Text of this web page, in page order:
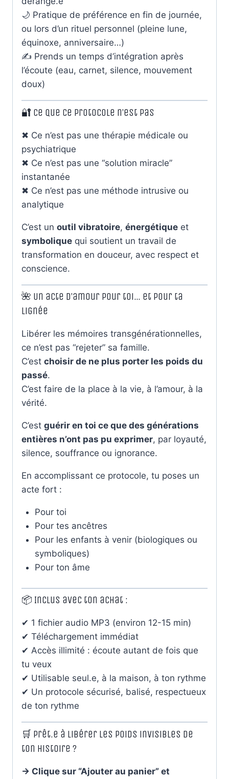
🌙 Pratique de préférence en fin de journée,
ou lors d’un rituel personnel (pleine lune,
équinoxe, anniversaire…)
✍️ Prends un temps d’intégration après
l’écoute (eau, carnet, silence, mouvement
doux)
🔐 Ce que ce protocole n’est pas
✖ Ce n’est pas une thérapie médicale ou
psychiatrique
✖ Ce n’est pas une “solution miracle”
instantanée
✖ Ce n’est pas une méthode intrusive ou
analytique
C’est un outil vibratoire, énergétique et
symbolique qui soutient un travail de
transformation en douceur, avec respect et
conscience.
🌺 Un acte d’amour pour toi… et pour ta
lignée
Libérer les mémoires transgénérationnelles,
ce n’est pas “rejeter” sa famille.
C’est choisir de ne plus porter les poids du
passé.
C’est faire de la place à la vie, à l’amour, à la
vérité.
C’est guérir en toi ce que des générations
entières n’ont pas pu exprimer, par loyauté,
silence, souffrance ou ignorance.
En accomplissant ce protocole, tu poses un
acte fort :
Pour toi
Pour tes ancêtres
Pour les enfants à venir (biologiques ou
symboliques)
Pour ton âme
📦 Inclus avec ton achat :
✔ 1 fichier audio MP3 (environ 12-15 min)
✔ Téléchargement immédiat
✔ Accès illimité : écoute autant de fois que
tu veux
✔ Utilisable seul.e, à la maison, à ton rythme
✔ Un protocole sécurisé, balisé, respectueux
de ton rythme
🛒 Prêt.e à libérer les poids invisibles de
ton histoire ?
→ Clique sur “Ajouter au panier” et